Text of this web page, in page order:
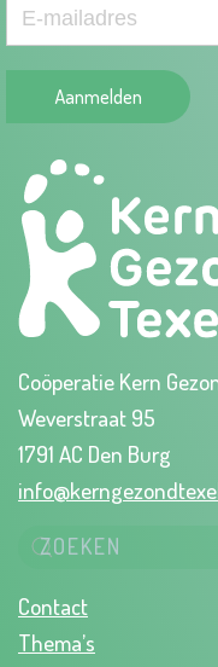
Aanmelden
Coöperatie Kern
Weverstraat 95
1791 AC Den Burg
Contact
Thema’s